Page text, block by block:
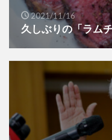
2021/11/16
久しぶりの「ラム